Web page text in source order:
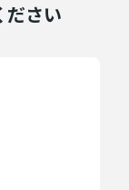
ださい